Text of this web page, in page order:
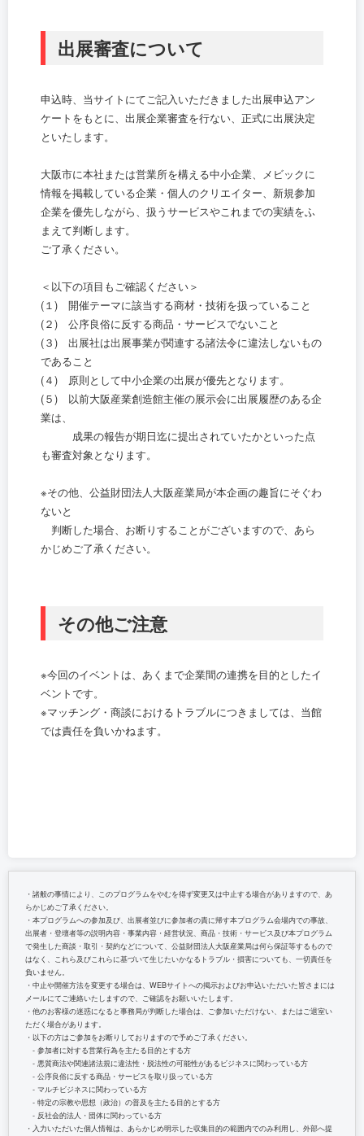
出展審査について
申込時、当サイトにてご記入いただきました出展申込アン
ケートをもとに、出展企業審査を行ない、正式に出展決定
といたします。
大阪市に本社または営業所を構える中小企業、メビックに
情報を掲載している企業・個人のクリエイター、新規参加
企業を優先しながら、扱うサービスやこれまでの実績をふ
まえて判断します。
ご了承ください。
＜以下の項目もご確認ください＞
(１) 開催テーマに該当する商材・技術を扱っていること
(２) 公序良俗に反する商品・サービスでないこと
(３) 出展社は出展事業が関連する諸法令に違法しないもの
であること
(４) 原則として中小企業の出展が優先となります。
(５) 以前大阪産業創造館主催の展示会に出展履歴のある企
業は、
成果の報告が期日迄に提出されていたかといった点
も審査対象となります。
※その他、公益財団法人大阪産業局が本企画の趣旨にそぐわ
ないと
判断した場合、お断りすることがございますので、あら
かじめご了承ください。
その他ご注意
※今回のイベントは、あくまで企業間の連携を目的としたイ
ベントです。
※マッチング・商談におけるトラブルにつきましては、当館
では責任を負いかねます。
・諸般の事情により、このプログラムをやむを得ず変更又は中止する場合がありますので、あ
らかじめご了承ください。
・本プログラムへの参加及び、出展者並びに参加者の責に帰す本プログラム会場内での事故、
出展者・登壇者等の説明内容・事業内容・経営状況、商品・技術・サービス及び本プログラム
で発生した商談・取引・契約などについて、公益財団法人大阪産業局は何ら保証等するもので
はなく、これら及びこれらに基づいて生じたいかなるトラブル・損害についても、一切責任を
負いません。
・中止や開催方法を変更する場合は、WEBサイトへの掲示およびお申込いただいた皆さまには
メールにてご連絡いたしますので、ご確認をお願いいたします。
・他のお客様の迷惑になると事務局が判断した場合は、ご参加いただけない、またはご退室い
ただく場合があります。
・以下の方はご参加をお断りしておりますので予めご了承ください。
‐ 参加者に対する営業行為を主たる目的とする方
‐ 悪質商法や関連諸法規に違法性・脱法性の可能性があるビジネスに関わっている方
‐ 公序良俗に反する商品・サービスを取り扱っている方
‐ マルチビジネスに関わっている方
‐ 特定の宗教や思想（政治）の普及を主たる目的とする方
‐ 反社会的法人・団体に関わっている方
・入力いただいた個人情報は、あらかじめ明示した収集目的の範囲内でのみ利用し、外部へ提